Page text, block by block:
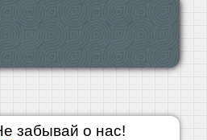
забывай о нас!